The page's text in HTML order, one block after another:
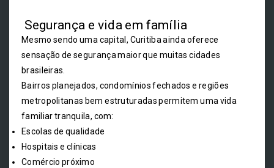
Segurança e vida em família
Mesmo sendo uma capital, Curitiba ainda oferece
sensação de segurança maior que muitas cidades
brasileiras.
Bairros planejados, condomínios fechados e regiões
metropolitanas bem estruturadas permitem uma vida
familiar tranquila, com:
Escolas de qualidade
Hospitais e clínicas
Comércio próximo